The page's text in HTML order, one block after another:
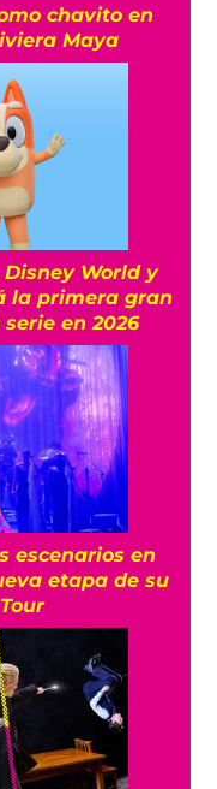
chavito en
Maya
World y
la primera gran
en 2026
escenarios en
etapa de su